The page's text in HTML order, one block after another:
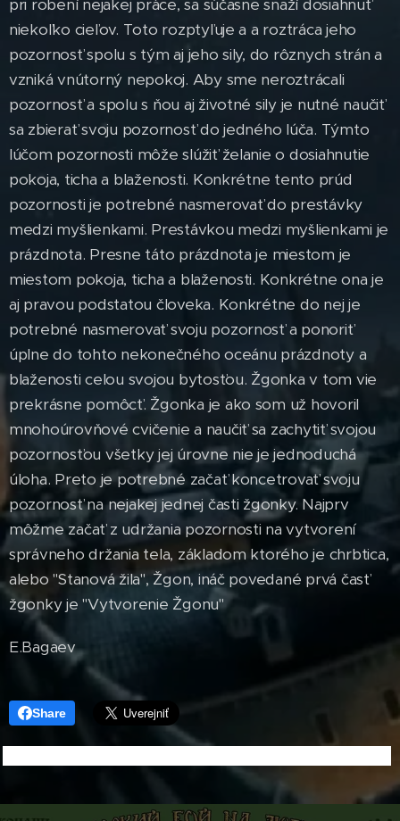
pri robení nejakej práce, sa súčasne snaží dosiahnuť
niekoľko cieľov. Toto rozptyľuje a a roztráca jeho
pozornosť spolu s tým aj jeho sily, do rôznych strán a
vzniká vnútorný nepokoj. Aby sme neroztrácali
pozornosť a spolu s ňou aj životné sily je nutné naučiť
sa zbierať svoju pozornosť do jedného lúča. Týmto
lúčom pozornosti môže slúžiť želanie o dosiahnutie
pokoja, ticha a blaženosti. Konkrétne tento prúd
pozornosti je potrebné nasmerovať do prestávky
medzi myšlienkami. Prestávkou medzi myšlienkami je
prázdnota. Presne táto prázdnota je miestom je
miestom pokoja, ticha a blaženosti. Konkrétne ona je
aj pravou podstatou človeka. Konkrétne do nej je
potrebné nasmerovať svoju pozornosť a ponoriť
úplne do tohto nekonečného oceánu prázdnoty a
blaženosti celou svojou bytosťou. Žgonka v tom vie
prekrásne pomôcť. Žgonka je ako som už hovoril
mnohoúrovňové cvičenie a naučiť sa zachytiť svojou
pozornosťou všetky jej úrovne nie je jednoduchá
úloha. Preto je potrebné začať koncetrovať svoju
pozornosť na nejakej jednej časti žgonky. Najprv
môžme začať z udržania pozornosti na vytvorení
správneho držania tela, základom ktorého je chrbtica,
alebo "Stanová žila", Žgon, ináč povedané prvá časť
žgonky je "Vytvorenie Žgonu"
E.Bagaev
Share